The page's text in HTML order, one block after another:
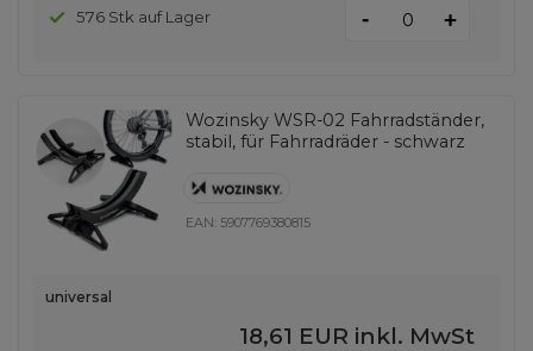
576 Stk auf Lager - +
Wozinsky WSR-02 Fahrradständer,
stabil, für Fahrradräder - schwarz
EAN: 5907769380815
universal
18,61 EUR inkl. MwSt